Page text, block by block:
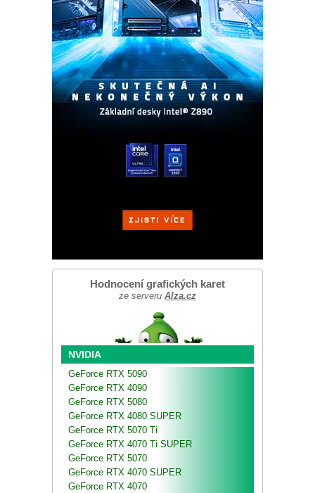
Hodnocení grafických karet
ze serveru Alza.cz
NVIDIA
GeForce RTX 5090
GeForce RTX 4090
GeForce RTX 5080
GeForce RTX 4080 SUPER
GeForce RTX 5070 Ti
GeForce RTX 4070 Ti SUPER
GeForce RTX 5070
GeForce RTX 4070 SUPER
GeForce RTX 4070